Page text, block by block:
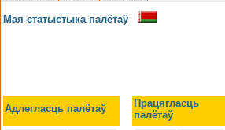
Мая статыстыка палётаў
Адлегласць палётаў
Працягласць
палётаў